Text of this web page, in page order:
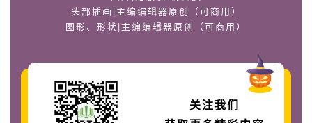
头部插画|主编编辑器原创（可商用）
图形、形状|主编编辑器原创（可商用）
关注我们